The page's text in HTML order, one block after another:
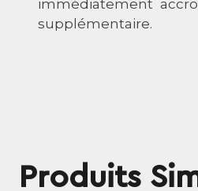
immédiatement
supplémentaire.